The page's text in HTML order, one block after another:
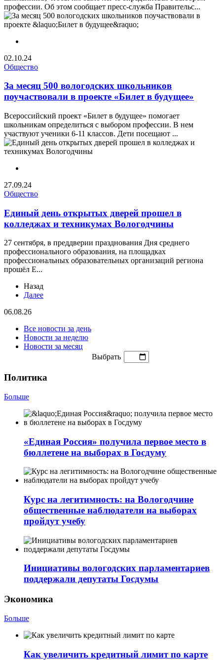
профессии. Об этом сообщает пресс-служба Правительс...
02.10.24
Общество
За месяц 500 вологодских школьников
поучаствовали в проекте «Билет в будущее»
Всероссийский проект «Билет в будущее» помогает
школьникам определиться с выбором профессии. В нем
участвуют ученики 6-11 классов. Дети посещают ...
27.09.24
Общество
Единый день открытых дверей прошел в
колледжах и техникумах Вологодчины
27 сентября, в преддверии празднования Дня среднего
профессионального образования, на площадках
профессиональных образовательных организаций региона
прошёл Е...
Назад
Далее
06.08.26
Все новости за день
Новости за неделю
Новости за месяц
Выбрать
Политика
Больше
«Единая Россия» получила первое место в
бюллетене на выборах в Госдуму
Курс на легитимность: на Вологодчине
общественные наблюдатели на выборах
пройдут учебу
Инициативы вологодских парламентариев
поддержали депутаты Госдумы
Экономика
Больше
Как увеличить кредитный лимит по карте